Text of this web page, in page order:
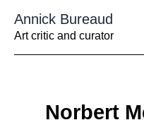
contenu
Annick Bureaud
Art critic and curator
Norbert